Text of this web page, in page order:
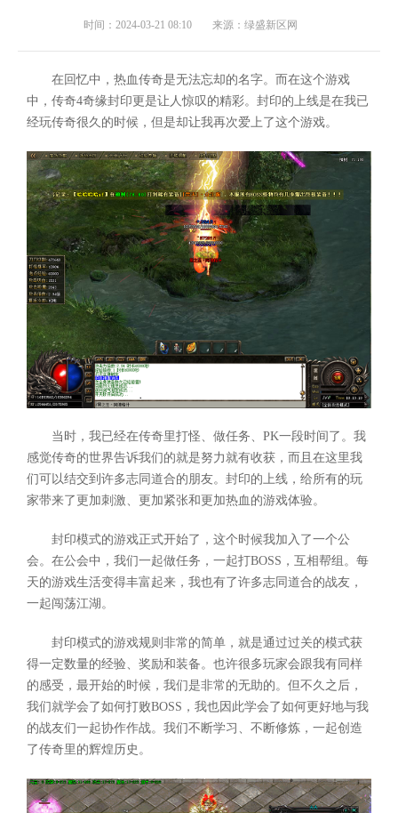
时间：2024-03-21 08:10 来源：绿盛新区网
在回忆中，热血传奇是无法忘却的名字。而在这个游戏
中，传奇4奇缘封印更是让人惊叹的精彩。封印的上线是在我已
经玩传奇很久的时候，但是却让我再次爱上了这个游戏。
当时，我已经在传奇里打怪、做任务、PK一段时间了。我
感觉传奇的世界告诉我们的就是努力就有收获，而且在这里我
们可以结交到许多志同道合的朋友。封印的上线，给所有的玩
家带来了更加刺激、更加紧张和更加热血的游戏体验。
封印模式的游戏正式开始了，这个时候我加入了一个公
会。在公会中，我们一起做任务，一起打BOSS，互相帮组。每
天的游戏生活变得丰富起来，我也有了许多志同道合的战友，
一起闯荡江湖。
封印模式的游戏规则非常的简单，就是通过过关的模式获
得一定数量的经验、奖励和装备。也许很多玩家会跟我有同样
的感受，最开始的时候，我们是非常的无助的。但不久之后，
我们就学会了如何打败BOSS，我也因此学会了如何更好地与我
的战友们一起协作作战。我们不断学习、不断修炼，一起创造
了传奇里的辉煌历史。